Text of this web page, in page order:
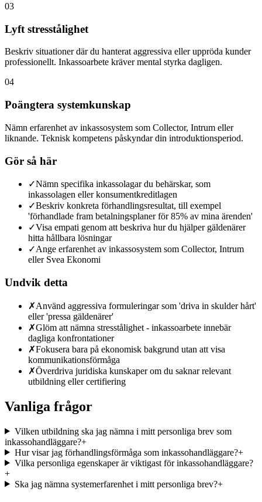
03
Lyft stresstålighet
Beskriv situationer där du hanterat aggressiva eller uppröda kunder
professionellt. Inkassoarbete kräver mental styrka dagligen.
04
Poängtera systemkunskap
Nämn erfarenhet av inkassosystem som Collector, Intrum eller
liknande. Teknisk kompetens påskyndar din introduktionsperiod.
Gör så här
✓Nämn specifika inkassolagar du behärskar, som
inkassolagen eller konsumentkreditlagen
✓Beskriv konkreta förhandlingsresultat, till exempel
'förhandlade fram betalningsplaner för 85% av mina ärenden'
✓Visa empati genom att beskriva hur du hjälper gäldenärer
hitta hållbara lösningar
✓Ange erfarenhet av inkassosystem som Collector, Intrum
eller Svea Ekonomi
Undvik detta
✗Använd aggressiva formuleringar som 'driva in skulder hårt'
eller 'pressa gäldenärer'
✗Glöm att nämna stresstålighet - inkassoarbete innebär
dagliga konfrontationer
✗Fokusera bara på ekonomisk bakgrund utan att visa
kommunikationsförmåga
✗Överdriva juridiska kunskaper om du saknar relevant
utbildning eller certifiering
Vanliga frågor
Vilken utbildning ska jag nämna i mitt personliga brev som
inkassohandläggare?+
Hur visar jag förhandlingsförmåga som inkassohandläggare?+
Vilka personliga egenskaper är viktigast för inkassohandläggare?
+
Ska jag nämna systemerfarenhet i mitt personliga brev?+